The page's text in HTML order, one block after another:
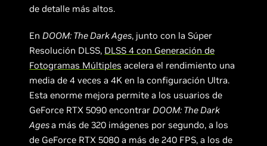
de detalle más altos.
En DOOM: The Dark Ages, junto con la Súper
Resolución DLSS, DLSS 4 con Generación de
Fotogramas Múltiples acelera el rendimiento una
media de 4 veces a 4K en la configuración Ultra.
Esta enorme mejora permite a los usuarios de
GeForce RTX 5090 encontrar DOOM: The Dark
Agesa más de 320 imágenes por segundo, a los
de GeForce RTX 5080 a más de 240 FPS, a los de